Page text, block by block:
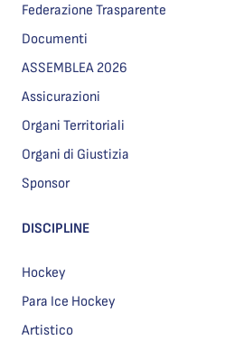
Federazione Trasparente
Documenti
ASSEMBLEA 2026
Assicurazioni
Organi Territoriali
Organi di Giustizia
Sponsor
DISCIPLINE
Hockey
Para Ice Hockey
Artistico